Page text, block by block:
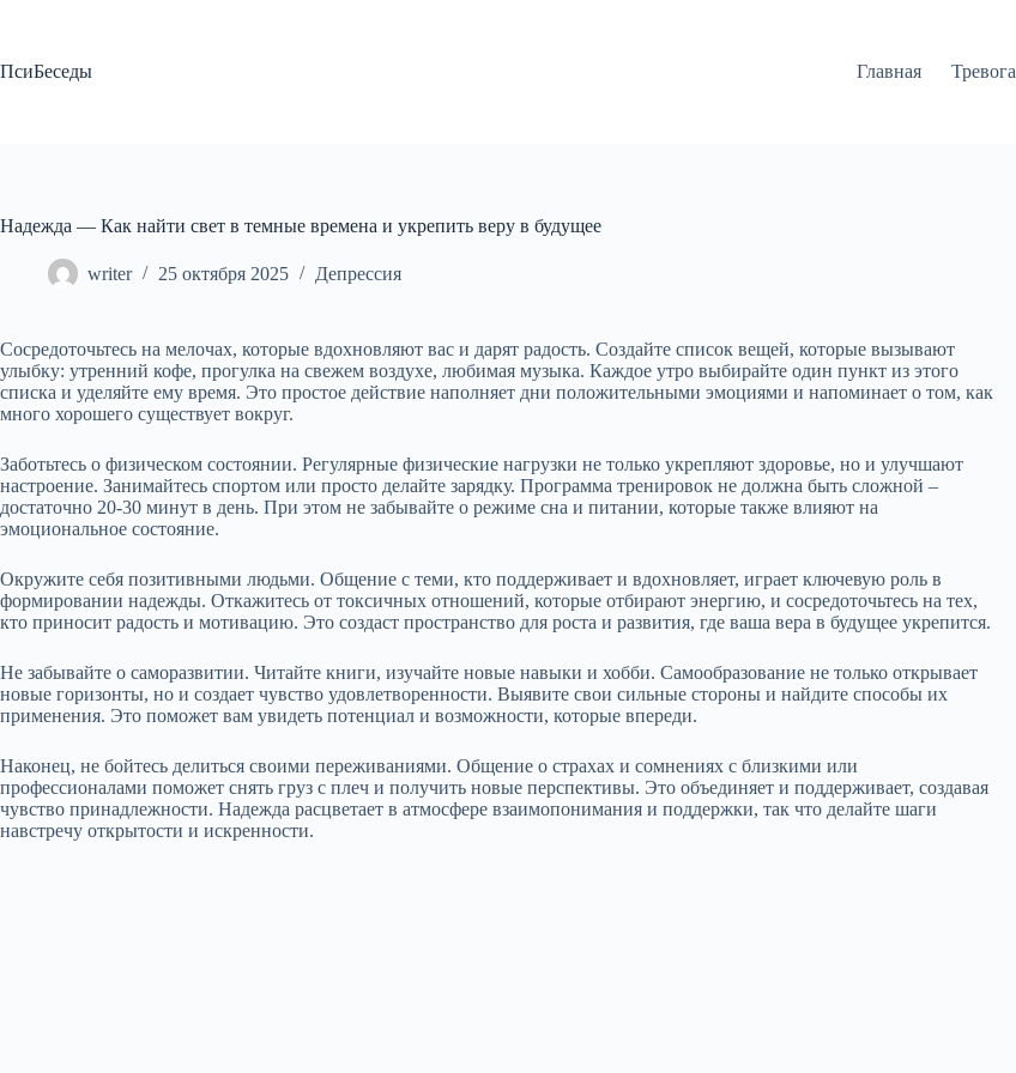
ПсиБеседы
Главная Тревога
Надежда — Как найти свет в темные времена и укрепить веру в будущее
writer 25 октября 2025 Депрессия
Сосредоточьтесь на мелочах, которые вдохновляют вас и дарят радость. Создайте список вещей, которые вызывают
улыбку: утренний кофе, прогулка на свежем воздухе, любимая музыка. Каждое утро выбирайте один пункт из этого
списка и уделяйте ему время. Это простое действие наполняет дни положительными эмоциями и напоминает о том, как
много хорошего существует вокруг.
Заботьтесь о физическом состоянии. Регулярные физические нагрузки не только укрепляют здоровье, но и улучшают
настроение. Занимайтесь спортом или просто делайте зарядку. Программа тренировок не должна быть сложной –
достаточно 20-30 минут в день. При этом не забывайте о режиме сна и питании, которые также влияют на
эмоциональное состояние.
Окружите себя позитивными людьми. Общение с теми, кто поддерживает и вдохновляет, играет ключевую роль в
формировании надежды. Откажитесь от токсичных отношений, которые отбирают энергию, и сосредоточьтесь на тех,
кто приносит радость и мотивацию. Это создаст пространство для роста и развития, где ваша вера в будущее укрепится.
Не забывайте о саморазвитии. Читайте книги, изучайте новые навыки и хобби. Самообразование не только открывает
новые горизонты, но и создает чувство удовлетворенности. Выявите свои сильные стороны и найдите способы их
применения. Это поможет вам увидеть потенциал и возможности, которые впереди.
Наконец, не бойтесь делиться своими переживаниями. Общение о страхах и сомнениях с близкими или
профессионалами поможет снять груз с плеч и получить новые перспективы. Это объединяет и поддерживает, создавая
чувство принадлежности. Надежда расцветает в атмосфере взаимопонимания и поддержки, так что делайте шаги
навстречу открытости и искренности.